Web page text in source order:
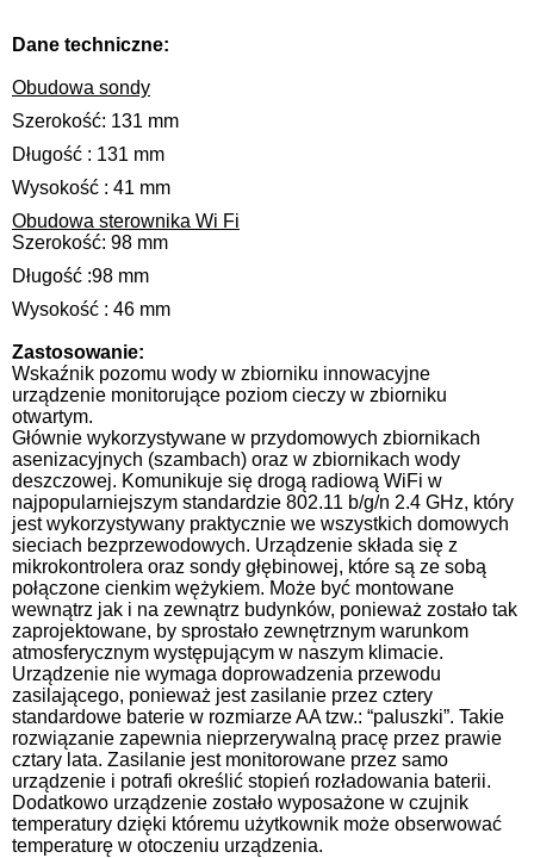
Dane techniczne:
Obudowa sondy
Szerokość: 131 mm
Długość : 131 mm
Wysokość : 41 mm
Obudowa sterownika Wi Fi
Szerokość: 98 mm
Długość :98 mm
Wysokość : 46 mm
Zastosowanie:
Wskaźnik pozomu wody w zbiorniku innowacyjne
urządzenie monitorujące poziom cieczy w zbiorniku
otwartym.
Głównie wykorzystywane w przydomowych zbiornikach
asenizacyjnych (szambach) oraz w zbiornikach wody
deszczowej. Komunikuje się drogą radiową WiFi w
najpopularniejszym standardzie 802.11 b/g/n 2.4 GHz, który
jest wykorzystywany praktycznie we wszystkich domowych
sieciach bezprzewodowych. Urządzenie składa się z
mikrokontrolera oraz sondy głębinowej, które są ze sobą
połączone cienkim wężykiem. Może być montowane
wewnątrz jak i na zewnątrz budynków, ponieważ zostało tak
zaprojektowane, by sprostało zewnętrznym warunkom
atmosferycznym występującym w naszym klimacie.
Urządzenie nie wymaga doprowadzenia przewodu
zasilającego, ponieważ jest zasilanie przez cztery
standardowe baterie w rozmiarze AA tzw.: “paluszki”. Takie
rozwiązanie zapewnia nieprzerywalną pracę przez prawie
cztary lata. Zasilanie jest monitorowane przez samo
urządzenie i potrafi określić stopień rozładowania baterii.
Dodatkowo urządzenie zostało wyposażone w czujnik
temperatury dzięki któremu użytkownik może obserwować
temperaturę w otoczeniu urządzenia.